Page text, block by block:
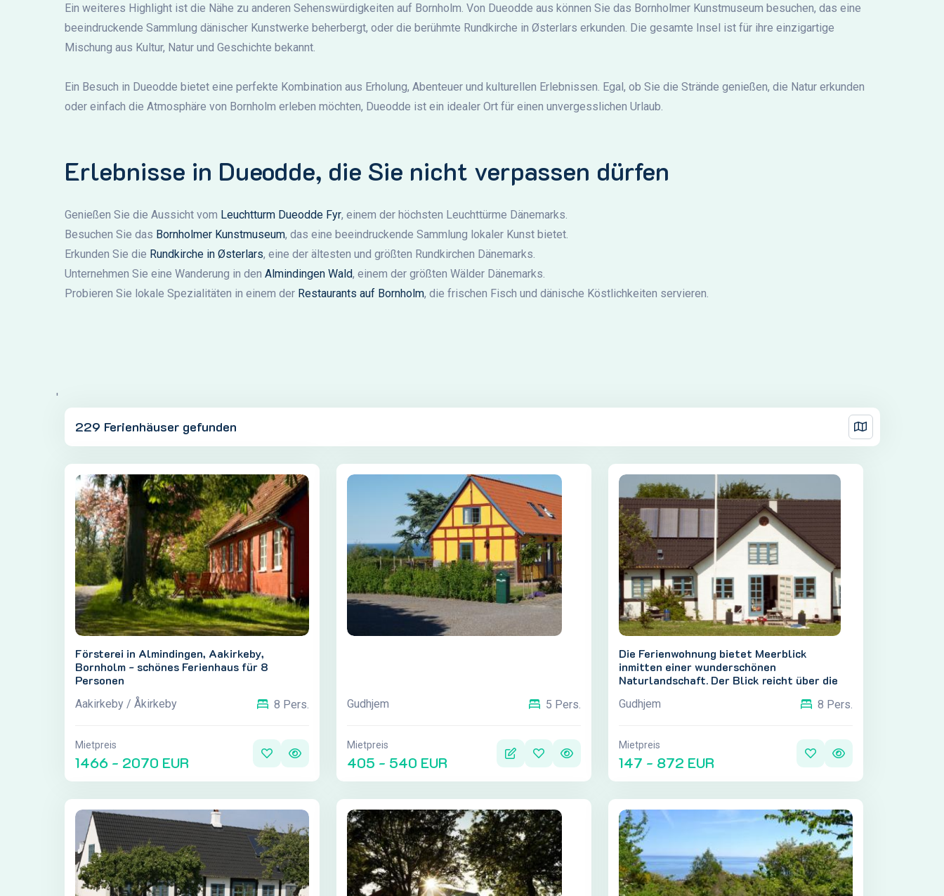
Ein weiteres Highlight ist die Nähe zu anderen Sehenswürdigkeiten auf Bornholm. Von Dueodde aus können Sie das Bornholmer Kunstmuseum besuchen, das eine
beeindruckende Sammlung dänischer Kunstwerke beherbergt, oder die berühmte Rundkirche in Østerlars erkunden. Die gesamte Insel ist für ihre einzigartige
Mischung aus Kultur, Natur und Geschichte bekannt.
Ein Besuch in Dueodde bietet eine perfekte Kombination aus Erholung, Abenteuer und kulturellen Erlebnissen. Egal, ob Sie die Strände genießen, die Natur erkunden
oder einfach die Atmosphäre von Bornholm erleben möchten, Dueodde ist ein idealer Ort für einen unvergesslichen Urlaub.
Erlebnisse in Dueodde, die Sie nicht verpassen dürfen
Genießen Sie die Aussicht vom Leuchtturm Dueodde Fyr, einem der höchsten Leuchttürme Dänemarks.
Besuchen Sie das Bornholmer Kunstmuseum, das eine beeindruckende Sammlung lokaler Kunst bietet.
Erkunden Sie die Rundkirche in Østerlars, eine der ältesten und größten Rundkirchen Dänemarks.
Unternehmen Sie eine Wanderung in den Almindingen Wald, einem der größten Wälder Dänemarks.
Probieren Sie lokale Spezialitäten in einem der Restaurants auf Bornholm, die frischen Fisch und dänische Köstlichkeiten servieren.
'
229 Ferienhäuser gefunden
Försterei in Almindingen, Aakirkeby,
Bornholm - schönes Ferienhaus für 8
Personen
Aakirkeby / Åkirkeby 8 Pers.
Mietpreis
1466 - 2070 EUR
Gudhjem 5 Pers.
Mietpreis
405 - 540 EUR
Die Ferienwohnung bietet Meerblick
inmitten einer wunderschönen
Naturlandschaft. Der Blick reicht über die
Hestestenene bei Gudhjem, mit Christiansø
Gudhjem 8 Pers.
Mietpreis
147 - 872 EUR